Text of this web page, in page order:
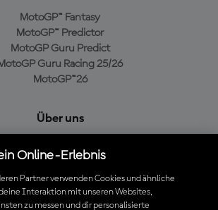
MotoGP™ Fantasy
MotoGP™ Predictor
MotoGP Guru Predict
Guru Racing 25/26
MotoGP™26
Über uns
Cookie-Richtlinien
Geschäftsbedingungen
Datenschutzrichtlinien
Online-Erlebnis
Partner verwenden Cookies und ähnliche
Interaktion mit unseren Websites,
zu messen und dir personalisierte